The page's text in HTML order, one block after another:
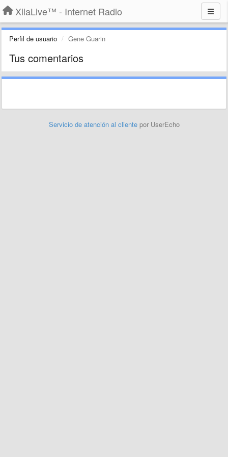
XiiaLive™ - Internet Radio
Perfil de usuario Gene Guarin
Tus comentarios
Servicio de atención al cliente por UserEcho